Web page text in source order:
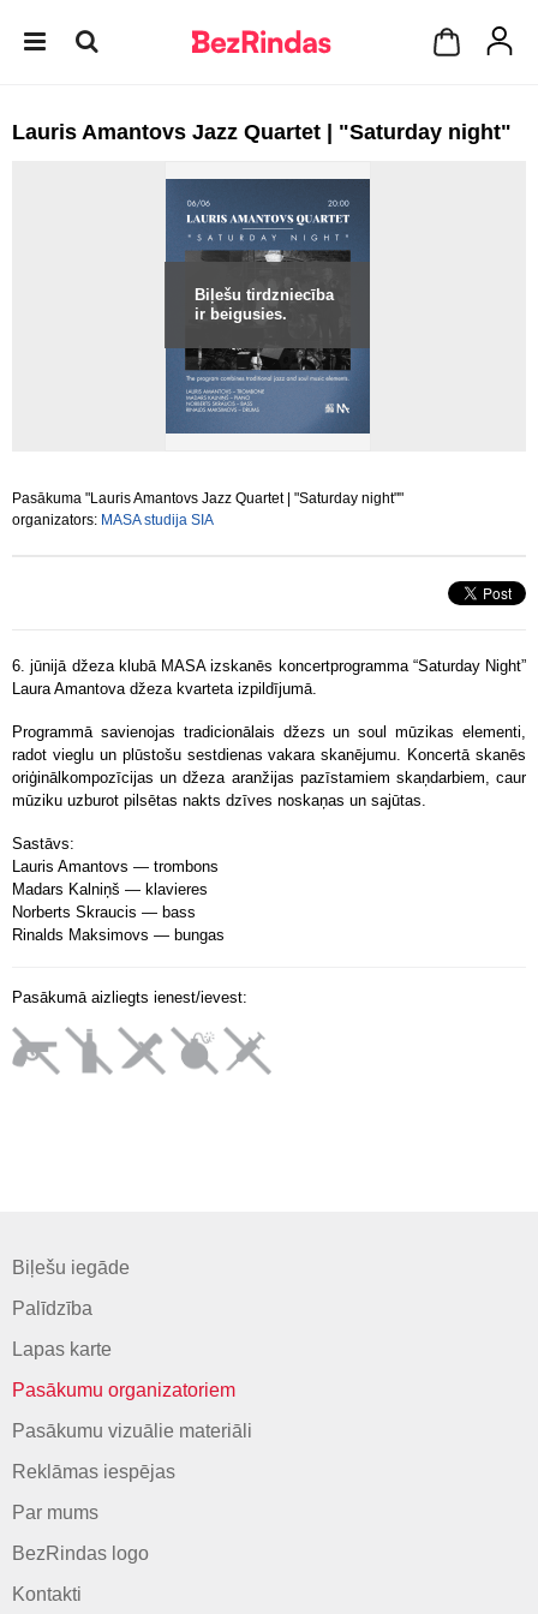
Lauris Amantovs Jazz Quartet | "Saturday night"
Biļešu tirdzniecība
ir beigusies.
Pasākuma "Lauris Amantovs Jazz Quartet | "Saturday night""
organizators: MASA studija SIA
6. jūnijā džeza klubā MASA izskanēs koncertprogramma “Saturday Night”
Laura Amantova džeza kvarteta izpildījumā.
Programmā savienojas tradicionālais džezs un soul mūzikas elementi,
radot vieglu un plūstošu sestdienas vakara skanējumu. Koncertā skanēs
oriģinālkompozīcijas un džeza aranžijas pazīstamiem skaņdarbiem, caur
mūziku uzburot pilsētas nakts dzīves noskaņas un sajūtas.
Sastāvs:
Lauris Amantovs — trombons
Madars Kalniņš — klavieres
Norberts Skraucis — bass
Rinalds Maksimovs — bungas
Pasākumā aizliegts ienest/ievest:
Biļešu iegāde
Palīdzība
Lapas karte
Pasākumu organizatoriem
Pasākumu vizuālie materiāli
Reklāmas iespējas
Par mums
BezRindas logo
Kontakti